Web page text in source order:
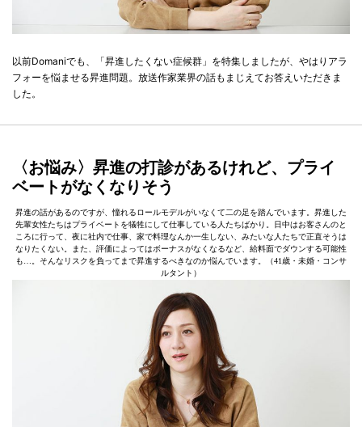
以前Domaniでも、「昇進したくない症候群」を特集しましたが、やはりアラ
フォーを悩ませる昇進問題。放送作家業界の話もまじえてお答えいただきま
した。
〈お悩み〉 昇進の打診があるけれど、プライ
ベートがなくなりそう
昇進の話があるのですが、憧れるロールモデルがいなくて二の足を踏んでいます。昇進した
先輩女性たちはプライベートを犠牲にして仕事している人たちばかり。日中はお客さんのと
ころに行って、夜に社内で仕事、家で料理なんか一生しない、みたいな人たちで正直そうは
なりたくない。また、評価によってはボーナスがなくなるなど、給料面でダウンする可能性
も…。そんなリスクを負ってまで昇進するべきなのか悩んでいます。（41歳・未婚・コンサ
ルタント）